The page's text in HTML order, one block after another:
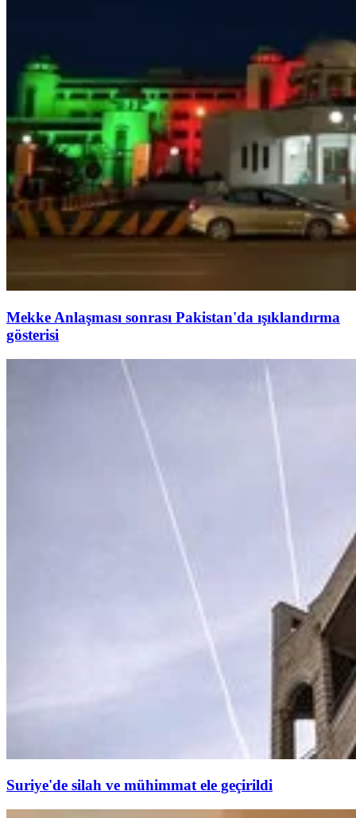
Mekke Anlaşması sonrası Pakistan'da ışıklandırma
gösterisi
Suriye'de silah ve mühimmat ele geçirildi